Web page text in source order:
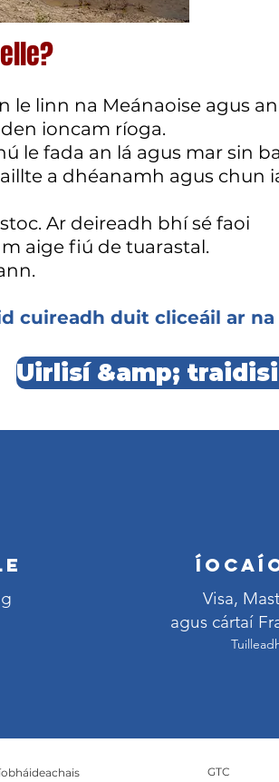
le linn na Meánaoise agus
ioncam ríoga.
le fada an lá agus mar sin
a dhéanamh agus chun
Ar deireadh bhí sé faoi
aige fiú de tuarastal.
cuireadh duit cliceáil ar na
Uirlisí &amp;
Visa,
agus cártaí
GTC